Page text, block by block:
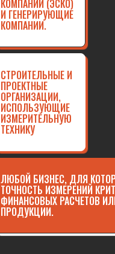
КОМПАНИИ (ЭСКО)
И ГЕНЕРИРУЮЩИЕ
КОМПАНИИ.
СТРОИТЕЛЬНЫЕ И
ПРОЕКТНЫЕ
ОРГАНИЗАЦИИ,
ИСПОЛЬЗУЮЩИЕ
ИЗМЕРИТЕЛЬНУЮ
ТЕХНИКУ
ЛЮБОЙ БИЗНЕС, ДЛЯ
ТОЧНОСТЬ ИЗМЕРЕНИЙ
ФИНАНСОВЫХ РАСЧЕТОВ
ПРОДУКЦИИ.